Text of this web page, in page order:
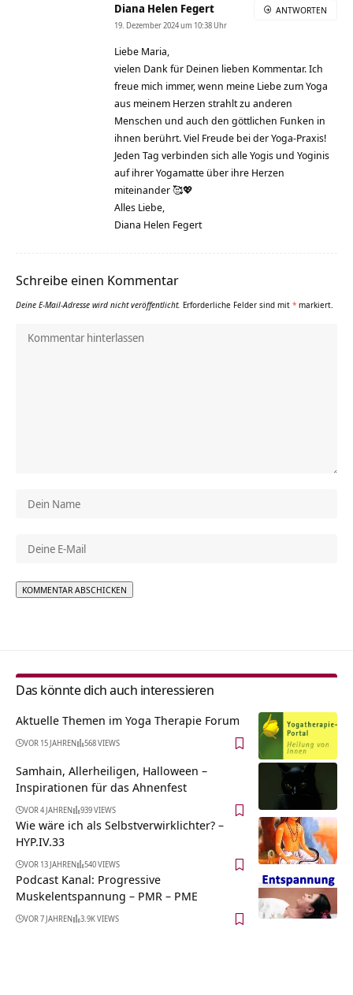
Diana Helen Fegert
19. Dezember 2024 um 10:38 Uhr
Liebe Maria,
vielen Dank für Deinen lieben Kommentar. Ich
freue mich immer, wenn meine Liebe zum Yoga
aus meinem Herzen strahlt zu anderen
Menschen und auch den göttlichen Funken in
ihnen berührt. Viel Freude bei der Yoga-Praxis!
Jeden Tag verbinden sich alle Yogis und Yoginis
auf ihrer Yogamatte über ihre Herzen
miteinander 🥰💖
Alles Liebe,
Diana Helen Fegert
ANTWORTEN
Schreibe einen Kommentar
Deine E-Mail-Adresse wird nicht veröffentlicht. Erforderliche Felder sind mit * markiert.
Das könnte dich auch interessieren
Aktuelle Themen im Yoga Therapie Forum
VOR 15 JAHREN 568 VIEWS
Samhain, Allerheiligen, Halloween –
Inspirationen für das Ahnenfest
VOR 4 JAHREN 939 VIEWS
Wie wäre ich als Selbstverwirklichter? –
HYP.IV.33
VOR 13 JAHREN 540 VIEWS
Podcast Kanal: Progressive
Muskelentspannung – PMR – PME
VOR 7 JAHREN 3.9K VIEWS